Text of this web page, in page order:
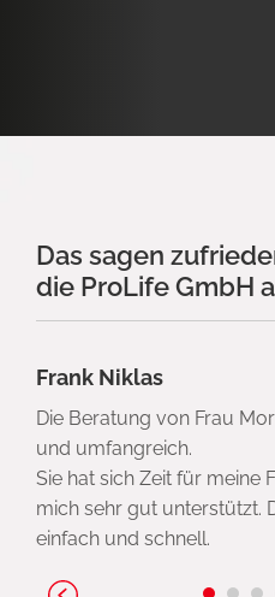
Das sagen
die ProLife GmbH
Frank Niklas
Die Beratung von Frau
und umfangreich.
Sie hat sich Zeit für meine
mich sehr gut unterstützt.
einfach und schnell.